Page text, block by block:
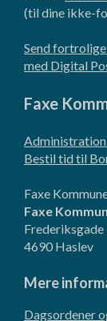
(til dine ikke-
Send
med Digital
Faxe
Bestil tid til
Faxe
Faxe
Frederiksgade
4690 Haslev
Mere
Dagsordener